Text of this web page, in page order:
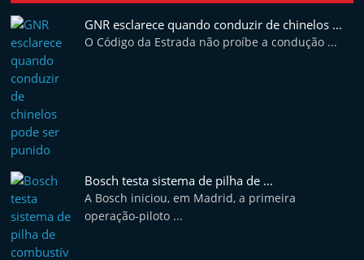
GNR esclarece quando conduzir de chinelos ...
O Código da Estrada não proíbe a condução ...
Bosch testa sistema de pilha de ...
A Bosch iniciou, em Madrid, a primeira
operação-piloto ...